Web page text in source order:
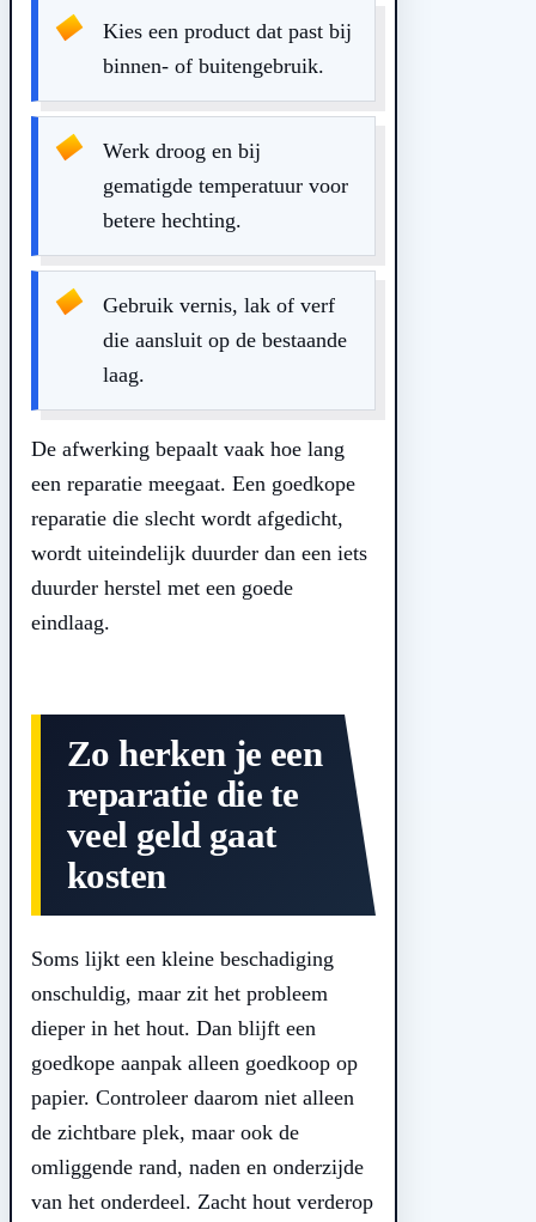
Kies een product dat past bij
binnen- of buitengebruik.
Werk droog en bij
gematigde temperatuur voor
betere hechting.
Gebruik vernis, lak of verf
die aansluit op de bestaande
laag.
De afwerking bepaalt vaak hoe lang
een reparatie meegaat. Een goedkope
reparatie die slecht wordt afgedicht,
wordt uiteindelijk duurder dan een iets
duurder herstel met een goede
eindlaag.
Zo herken je een
reparatie die te
veel geld gaat
kosten
Soms lijkt een kleine beschadiging
onschuldig, maar zit het probleem
dieper in het hout. Dan blijft een
goedkope aanpak alleen goedkoop op
papier. Controleer daarom niet alleen
de zichtbare plek, maar ook de
omliggende rand, naden en onderzijde
van het onderdeel. Zacht hout verderop